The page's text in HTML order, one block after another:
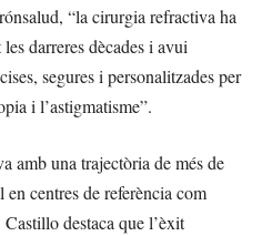
“la cirurgia refractiva ha
darreres dècades i avui
segures i personalitzades per
i l’astigmatisme”.
amb una trajectòria de més de
centres de referència com
destaca que l’èxit